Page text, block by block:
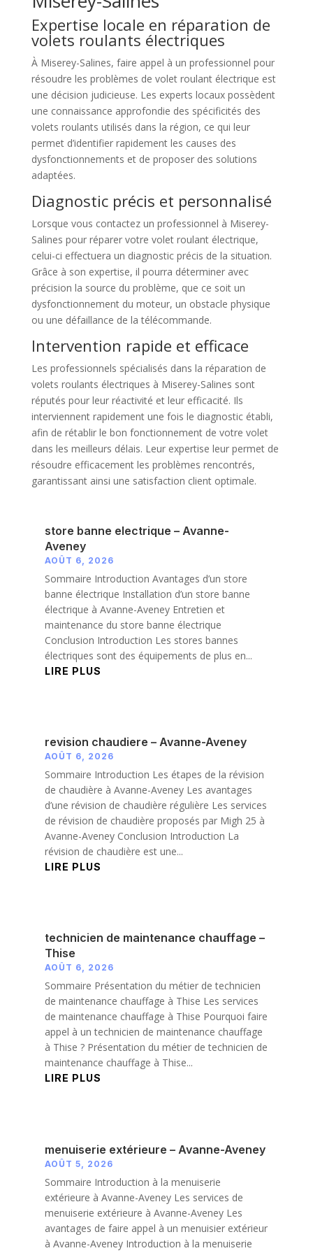
Expertise locale en réparation de
volets roulants électriques
À Miserey-Salines, faire appel à un professionnel pour
résoudre les problèmes de volet roulant électrique est
une décision judicieuse. Les experts locaux possèdent
une connaissance approfondie des spécificités des
volets roulants utilisés dans la région, ce qui leur
permet d’identifier rapidement les causes des
dysfonctionnements et de proposer des solutions
adaptées.
Diagnostic précis et personnalisé
Lorsque vous contactez un professionnel à Miserey-
Salines pour réparer votre volet roulant électrique,
celui-ci effectuera un diagnostic précis de la situation.
Grâce à son expertise, il pourra déterminer avec
précision la source du problème, que ce soit un
dysfonctionnement du moteur, un obstacle physique
ou une défaillance de la télécommande.
Intervention rapide et efficace
Les professionnels spécialisés dans la réparation de
volets roulants électriques à Miserey-Salines sont
réputés pour leur réactivité et leur efficacité. Ils
interviennent rapidement une fois le diagnostic établi,
afin de rétablir le bon fonctionnement de votre volet
dans les meilleurs délais. Leur expertise leur permet de
résoudre efficacement les problèmes rencontrés,
garantissant ainsi une satisfaction client optimale.
store banne electrique – Avanne-
Aveney
AOÛT 6, 2026
Sommaire Introduction Avantages d’un store
banne électrique Installation d’un store banne
électrique à Avanne-Aveney Entretien et
maintenance du store banne électrique
Conclusion Introduction Les stores bannes
électriques sont des équipements de plus en...
LIRE PLUS
revision chaudiere – Avanne-Aveney
AOÛT 6, 2026
Sommaire Introduction Les étapes de la révision
de chaudière à Avanne-Aveney Les avantages
d’une révision de chaudière régulière Les services
de révision de chaudière proposés par Migh 25 à
Avanne-Aveney Conclusion Introduction La
révision de chaudière est une...
LIRE PLUS
technicien de maintenance chauffage –
Thise
AOÛT 6, 2026
Sommaire Présentation du métier de technicien
de maintenance chauffage à Thise Les services
de maintenance chauffage à Thise Pourquoi faire
appel à un technicien de maintenance chauffage
à Thise ? Présentation du métier de technicien de
maintenance chauffage à Thise...
LIRE PLUS
menuiserie extérieure – Avanne-Aveney
AOÛT 5, 2026
Sommaire Introduction à la menuiserie
extérieure à Avanne-Aveney Les services de
menuiserie extérieure à Avanne-Aveney Les
avantages de faire appel à un menuisier extérieur
à Avanne-Aveney Introduction à la menuiserie